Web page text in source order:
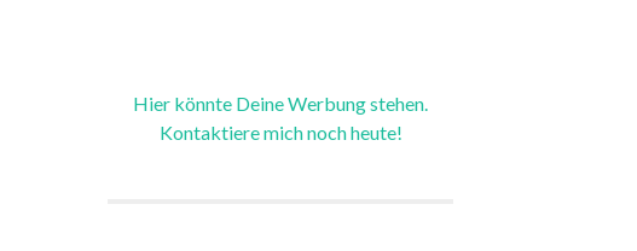
Hier könnte Deine Werbung stehen.
Kontaktiere mich noch heute!